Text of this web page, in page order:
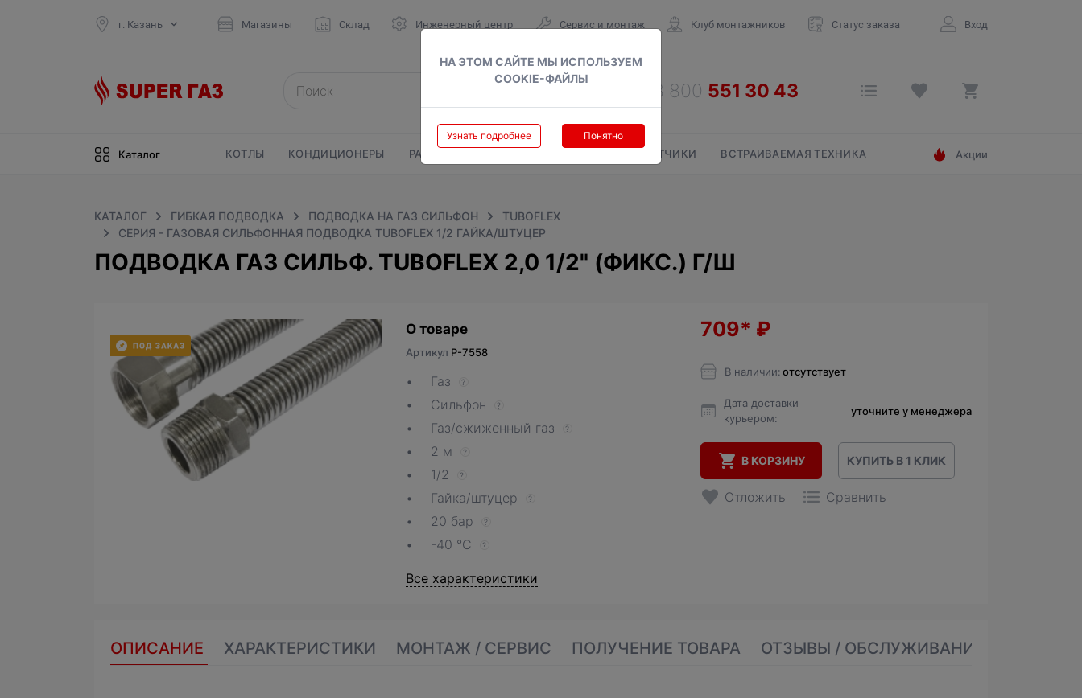
НА ЭТОМ САЙТЕ МЫ ИСПОЛЬЗУЕМ
COOKIE-ФАЙЛЫ
Узнать подробнее Понятно
г. Казань Магазины Склад Инженерный центр Сервис и монтаж Клуб монтажников Статус заказа Вход
Каталог КОТЛЫ КОНДИЦИОНЕРЫ РАДИАТОРЫ СЧЕТЧИКИ ВСТРАИВАЕМАЯ ТЕХНИКА Акции
КАТАЛОГ ГИБКАЯ ПОДВОДКА ПОДВОДКА НА ГАЗ СИЛЬФОН
TUBOFLEX
СЕРИЯ - ГАЗОВАЯ СИЛЬФОННАЯ ПОДВОДКА TUBOFLEX 1/2 ГАЙКА/ШТУЦЕР
ПОДВОДКА ГАЗ СИЛЬФ. TUBOFLEX 2,0 1/2" (ФИКС.) Г/Ш
О товаре
Артикул P-7558
Газ ?
Сильфон ?
Газ/сжиженный газ ?
2 м ?
1/2 ?
Гайка/штуцер ?
20 бар ?
-40 °С ?
Все характеристики
709* ₽
В наличии: отсутствует
Дата доставки
курьером:
уточните у менеджера
В КОРЗИНУ КУПИТЬ В 1 КЛИК
Отложить Сравнить
ОПИСАНИЕ ХАРАКТЕРИСТИКИ МОНТАЖ / СЕРВИС ПОЛУЧЕНИЕ ТОВАРА ОТЗЫВЫ / ОБСЛУЖИВАНИЕ